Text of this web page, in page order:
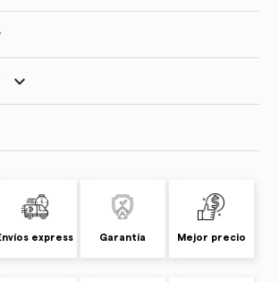
keyboard_arrow_down
express Garantía Mejor precio